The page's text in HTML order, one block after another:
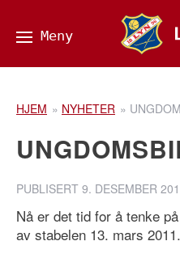
HJEM » NYHETER »
PUBLISERT 9. DESEMBER
Nå er det tid for å tenke
av stabelen 13. mars 2011.